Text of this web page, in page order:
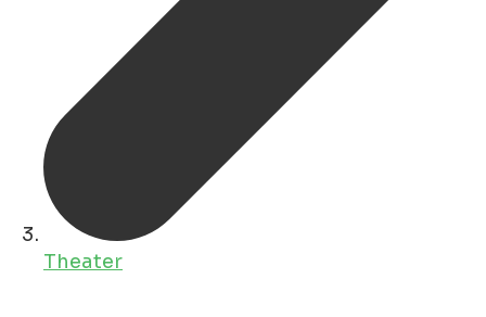
Theater